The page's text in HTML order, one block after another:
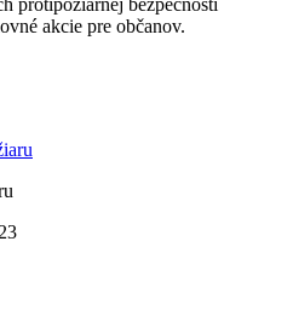
akcie pre občanov.